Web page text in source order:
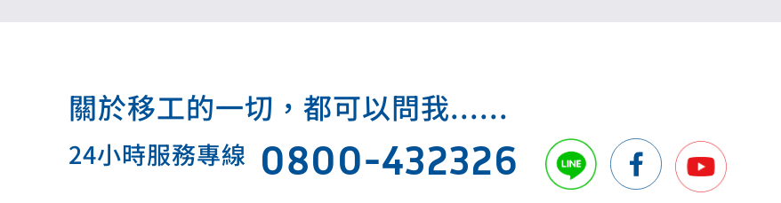
關於移工的一切，都可以問我......
24小時服務專線 0800-432326